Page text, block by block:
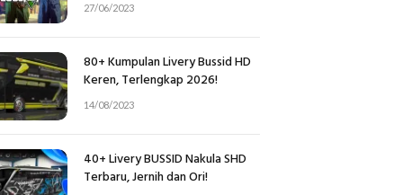
27/06/2023
80+ Kumpulan Livery Bussid HD
Keren, Terlengkap 2026!
14/08/2023
40+ Livery BUSSID Nakula SHD
Terbaru, Jernih dan Ori!